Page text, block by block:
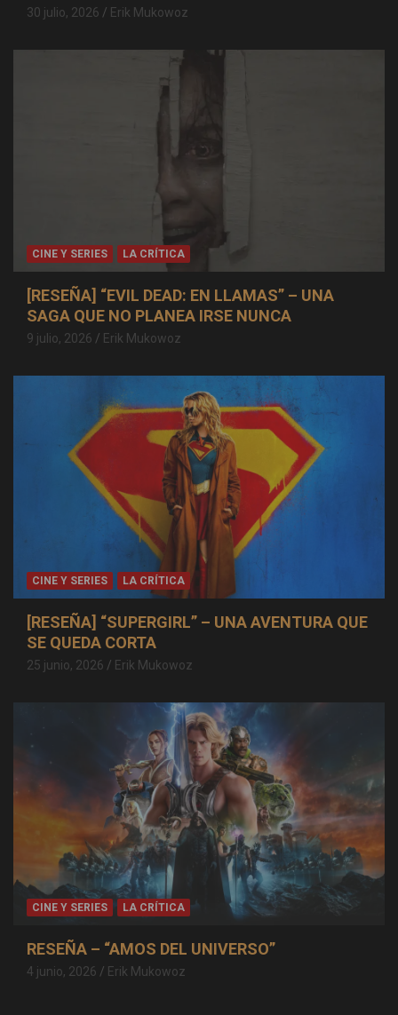
30 julio, 2026 Erik Mukowoz
CINE Y SERIES LA CRÍTICA
[RESEÑA] “EVIL DEAD: EN LLAMAS” – UNA
SAGA QUE NO PLANEA IRSE NUNCA
9 julio, 2026 Erik Mukowoz
CINE Y SERIES LA CRÍTICA
[RESEÑA] “SUPERGIRL” – UNA AVENTURA QUE
SE QUEDA CORTA
25 junio, 2026 Erik Mukowoz
CINE Y SERIES LA CRÍTICA
RESEÑA – “AMOS DEL UNIVERSO”
4 junio, 2026 Erik Mukowoz